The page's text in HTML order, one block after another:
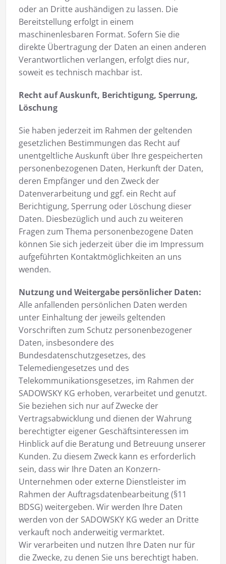
oder an Dritte aushändigen zu lassen. Die
Bereitstellung erfolgt in einem
maschinenlesbaren Format. Sofern Sie die
direkte Übertragung der Daten an einen anderen
Verantwortlichen verlangen, erfolgt dies nur,
soweit es technisch machbar ist.
Recht auf Auskunft, Berichtigung, Sperrung,
Löschung
Sie haben jederzeit im Rahmen der geltenden
gesetzlichen Bestimmungen das Recht auf
unentgeltliche Auskunft über Ihre gespeicherten
personenbezogenen Daten, Herkunft der Daten,
deren Empfänger und den Zweck der
Datenverarbeitung und ggf. ein Recht auf
Berichtigung, Sperrung oder Löschung dieser
Daten. Diesbezüglich und auch zu weiteren
Fragen zum Thema personenbezogene Daten
können Sie sich jederzeit über die im Impressum
aufgeführten Kontaktmöglichkeiten an uns
wenden.
Nutzung und Weitergabe persönlicher Daten:
Alle anfallenden persönlichen Daten werden
unter Einhaltung der jeweils geltenden
Vorschriften zum Schutz personenbezogener
Daten, insbesondere des
Bundesdatenschutzgesetzes, des
Telemediengesetzes und des
Telekommunikationsgesetzes, im Rahmen der
SADOWSKY KG erhoben, verarbeitet und genutzt.
Sie beziehen sich nur auf Zwecke der
Vertragsabwicklung und dienen der Wahrung
berechtigter eigener Geschäftsinteressen im
Hinblick auf die Beratung und Betreuung unserer
Kunden. Zu diesem Zweck kann es erforderlich
sein, dass wir Ihre Daten an Konzern-
Unternehmen oder externe Dienstleister im
Rahmen der Auftragsdatenbearbeitung (§11
BDSG) weitergeben. Wir werden Ihre Daten
werden von der SADOWSKY KG weder an Dritte
verkauft noch anderweitig vermarktet.
Wir verarbeiten und nutzen Ihre Daten nur für
die Zwecke, zu denen Sie uns berechtigt haben.